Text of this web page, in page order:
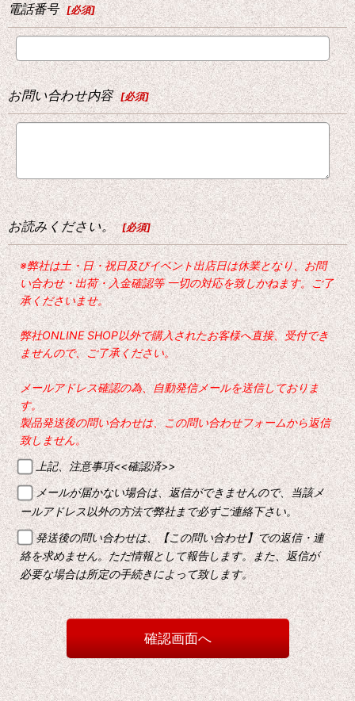
電話番号 [必須]
お問い合わせ内容 [必須]
お読みください。 [必須]
※弊社は土・日・祝日及びイベント出店日は休業となり、お問
い合わせ・出荷・入金確認等 一切の対応を致しかねます。ご了
承くださいませ。
弊社ONLINE SHOP以外で購入されたお客様へ直接、受付でき
ませんので、ご了承ください。
メールアドレス確認の為、自動発信メールを送信しておりま
す。
製品発送後の問い合わせは、この問い合わせフォームから返信
致しません。
上記、注意事項<<確認済>>
メールが届かない場合は、返信ができませんので、当該メ
ールアドレス以外の方法で弊社まで必ずご連絡下さい。
発送後の問い合わせは、【この問い合わせ】での返信・連
絡を求めません。ただ情報として報告します。また、返信が
必要な場合は所定の手続きによって致します。
確認画面へ